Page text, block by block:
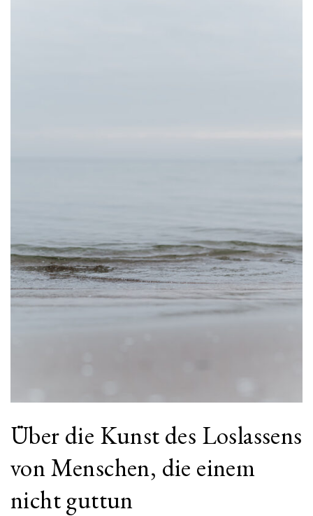
Über die Kunst des Loslassens
von Menschen, die einem
nicht guttun